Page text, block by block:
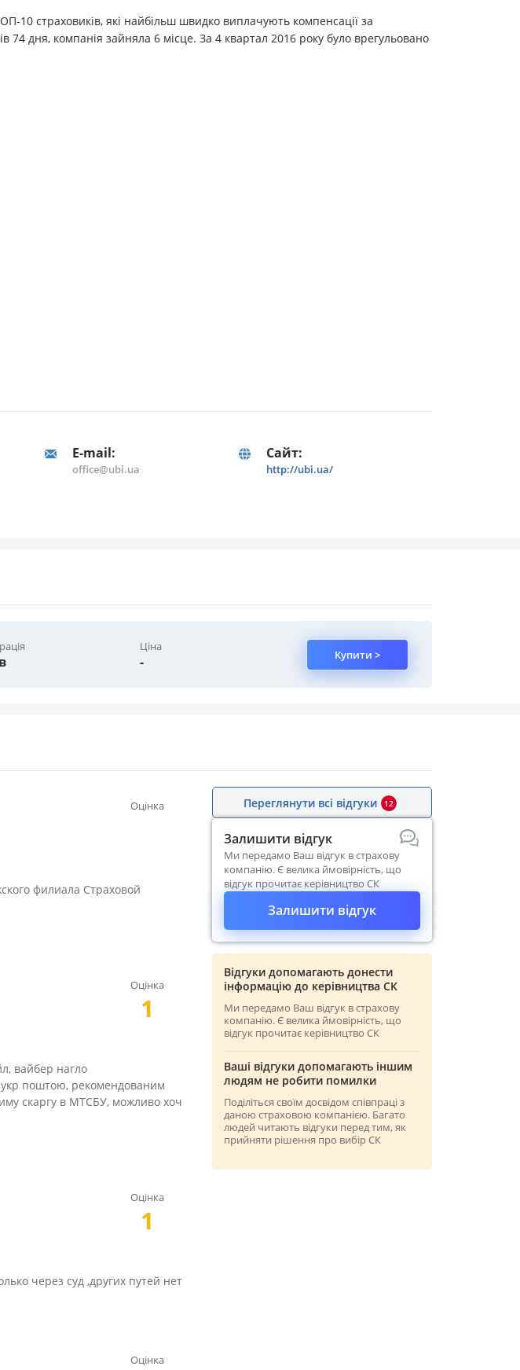
10 страховиків, які найбільш швидко виплачують компенсації за
дня, компанія зайняла 6 місце. За 4 квартал 2016 року було врегульовано
E-mail:
office@ubi.ua
Сайт:
http://ubi.ua/
Ціна
- Купити >
Оцінка
филиала Страховой
Оцінка
1
вайбер нагло
укр поштою, рекомендованим
скаргу в МТСБУ, можливо хоч
Оцінка
1
через суд ,других путей нет
Оцінка
Переглянути всі відгуки 12
Залишити відгук
Ми передамо Ваш відгук в страхову
компанію. Є велика ймовірність, що
відгук прочитає керівництво СК
Залишити відгук
Відгуки допомагають донести
інформацію до керівництва СК
Ми передамо Ваш відгук в страхову
компанію. Є велика ймовірність, що
відгук прочитає керівництво СК
Ваші відгуки допомагають іншим
людям не робити помилки
Поділіться своїм досвідом співпраці з
даною страховою компанією. Багато
людей читають відгуки перед тим, як
прийняти рішення про вибір СК